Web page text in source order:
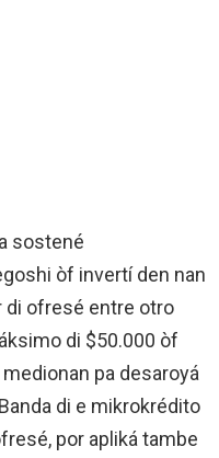
sostené
òf invertí den nan
di ofresé entre otro
di $50.000 òf
pa desaroyá
di e mikrokrédito
por apliká tambe